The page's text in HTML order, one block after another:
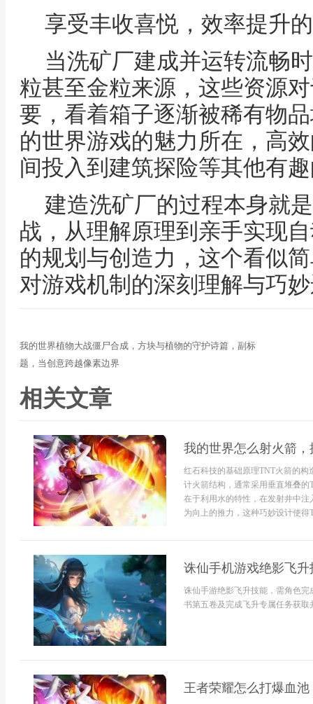
享受丰收喜悦，效率提升
当洗矿厂建成并运转流畅
粒甚至金粒来源，这些资源
要，看着箱子逐渐被稀有物
的世界游戏的魅力所在，高
间投入到建筑探险等其他有
建造洗矿厂的过程本身就
战，从理解原理到亲手实现
的规划与创造力，这个看似
对游戏机制的深刻理解与巧
我的世界植物大战僵尸合成，方块与植物的守护诗篇，副标
题，当创意跨越像素边界
相关文章
我的世界怎么射火箭
红石科技的基础原理TNT火箭的
计火箭结构，通常采用垂直堆叠
在于利用水的特性，在发射井中
为向上的推力，这种巧妙设计使得
诛仙手机游戏绝影飞
诛仙手游绝影飞升技能，需角色
书第五卷及完成飞升专属任务获
王者荣耀怎么打爆血